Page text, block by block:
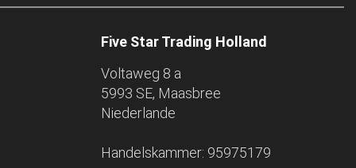
Five Star Trading Holland
Voltaweg 8 a
5993 SE, Maasbree
Niederlande
Handelskammer: 95975179